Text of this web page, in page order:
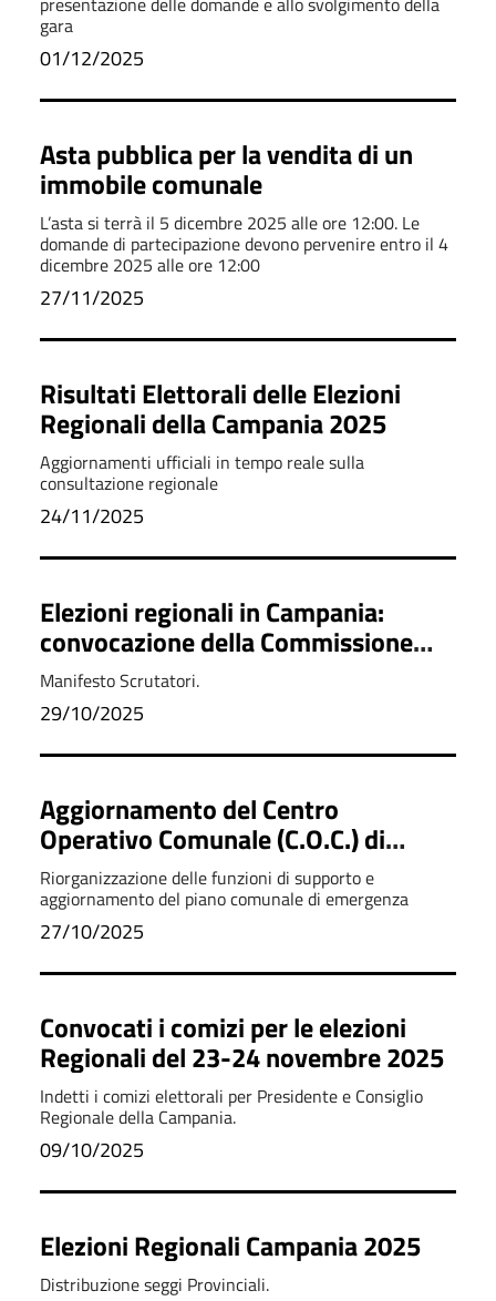
gara
01/12/2025
Asta pubblica per la vendita di un
immobile comunale
L’asta si terrà il 5 dicembre 2025 alle ore 12:00. Le
domande di partecipazione devono pervenire entro il 4
dicembre 2025 alle ore 12:00
27/11/2025
Risultati Elettorali delle Elezioni
Regionali della Campania 2025
Aggiornamenti ufficiali in tempo reale sulla
consultazione regionale
24/11/2025
Elezioni regionali in Campania:
convocazione della Commissione
elettorale comunale per la nomina
degli Scrutatori.
Manifesto Scrutatori.
29/10/2025
Aggiornamento del Centro
Operativo Comunale (C.O.C.) di
Protezione Civile
Riorganizzazione delle funzioni di supporto e
aggiornamento del piano comunale di emergenza
27/10/2025
Convocati i comizi per le elezioni
Regionali del 23-24 novembre 2025
Indetti i comizi elettorali per Presidente e Consiglio
Regionale della Campania.
09/10/2025
Elezioni Regionali Campania 2025
Distribuzione seggi Provinciali.